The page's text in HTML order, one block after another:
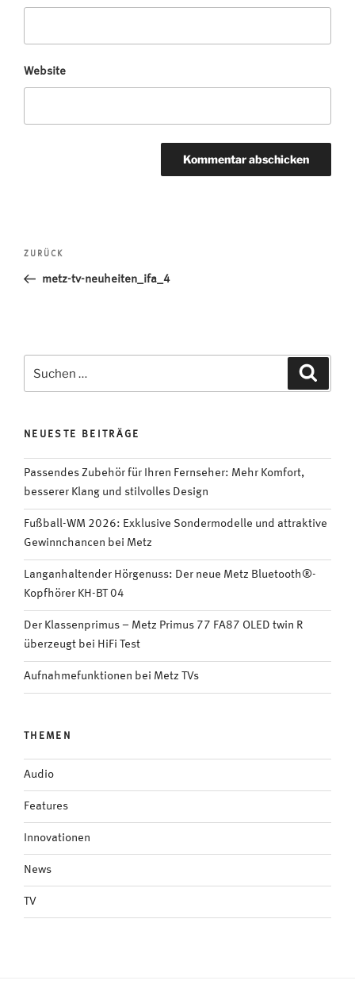
Website
Beitragsnavigation
Vorheriger
Beitrag
ZURÜCK
metz-tv-neuheiten_ifa_4
nach:
NEUESTE BEITRÄGE
Passendes Zubehör für Ihren Fernseher: Mehr Komfort,
besserer Klang und stilvolles Design
Fußball-WM 2026: Exklusive Sondermodelle und attraktive
Gewinnchancen bei Metz
Langanhaltender Hörgenuss: Der neue Metz Bluetooth®-
Kopfhörer KH-BT 04
Der Klassenprimus – Metz Primus 77 FA87 OLED twin R
überzeugt bei HiFi Test
Aufnahmefunktionen bei Metz TVs
THEMEN
Audio
Features
Innovationen
News
TV